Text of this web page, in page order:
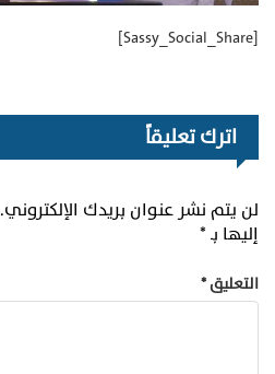
[Sassy_Social_Share]
اترك تعليقاً
لن يتم نشر عنوان بريدك الإلكتروني.
إليها بـ*
التعليق*